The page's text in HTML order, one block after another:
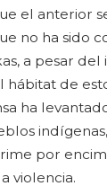
el anterior
no ha sido
a pesar
hábitat de
ha
por
violencia.